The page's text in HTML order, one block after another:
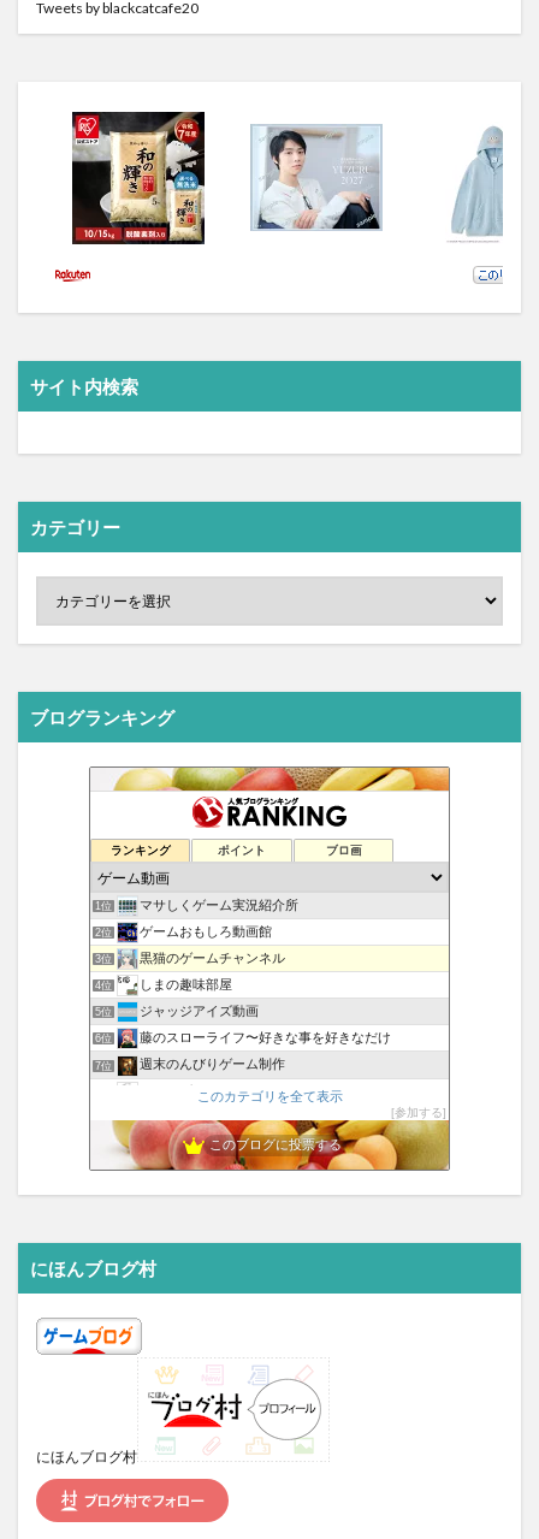
Tweets by blackcatcafe20
サイト内検索
カテゴリー
ブログランキング
ランキング ポイント ブロ画
1位 マサしくゲーム実況紹介所
2位 ゲームおもしろ動画館
3位 黒猫のゲームチャンネル
4位 しまの趣味部屋
5位 ジャッジアイズ動画
6位 藤のスローライフ〜好きな事を好きなだけ
7位 週末のんびりゲーム制作
エクスプロレゲームズ
PinkVery-TV
平成レトロゲーム攻略館 ~ あの頃の熱狂をもう一度
11位 Epicorders | ゲーム・SNS・話題のニュース
12位 だらだらしていこう
15位 にじポップ
このカテゴリを全て表示
参加する
このブログに投票する
にほんブログ村
にほんブログ村